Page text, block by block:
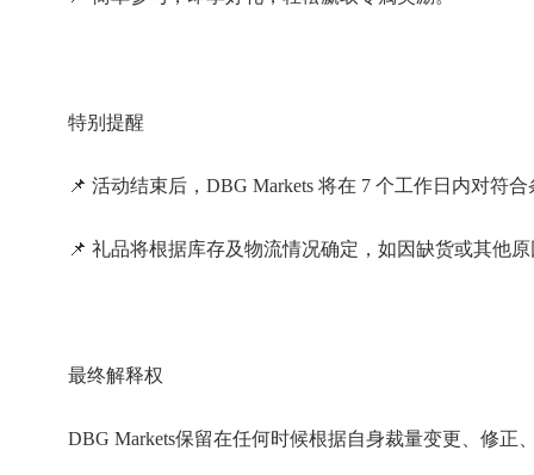
特别提醒
📌 活动结束后，DBG Markets 将在 7 个工作日内对符
📌 礼品将根据库存及物流情况确定，如因缺货或其他
最终解释权
DBG Markets保留在任何时候根据自身裁量变更、修正